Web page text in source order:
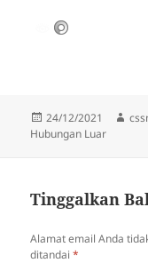
Diposkan
pada
24/12/2021
Hubungan Luar
Tinggalkan
Alamat email Anda
ditandai*